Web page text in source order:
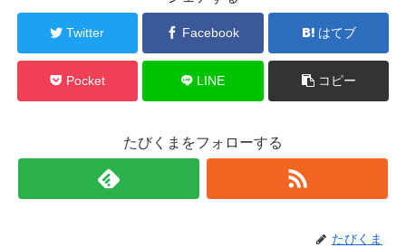
Twitter Facebook はてブ
Pocket LINE コピー
たびくまをフォローする
たびくま